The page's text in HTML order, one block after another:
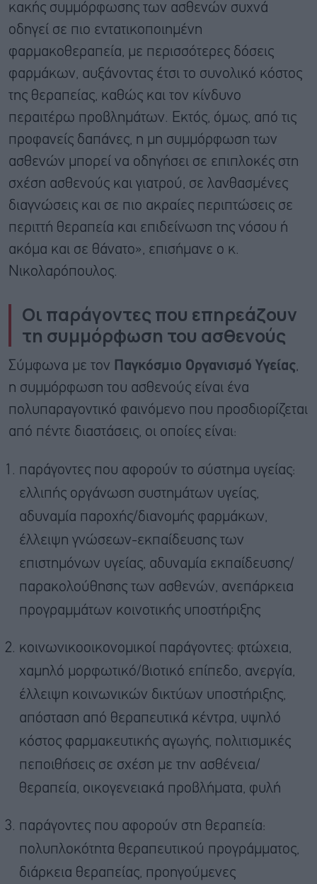
κακής συμμόρφωσης των ασθενών συχνά
οδηγεί σε πιο εντατικοποιημένη
φαρμακοθεραπεία, με περισσότερες δόσεις
φαρμάκων, αυξάνοντας έτσι το συνολικό κόστος
της θεραπείας, καθώς και τον κίνδυνο
περαιτέρω προβλημάτων. Εκτός, όμως, από τις
προφανείς δαπάνες, η μη συμμόρφωση των
ασθενών μπορεί να οδηγήσει σε επιπλοκές στη
σχέση ασθενούς και γιατρού, σε λανθασμένες
διαγνώσεις και σε πιο ακραίες περιπτώσεις σε
περιττή θεραπεία και επιδείνωση της νόσου ή
ακόμα και σε θάνατο», επισήμανε ο κ.
Νικολαρόπουλος.
Οι παράγοντες που επηρεάζουν
τη συμμόρφωση του ασθενούς
Σύμφωνα με τον Παγκόσμιο Οργανισμό Υγείας
η συμμόρφωση του ασθενούς είναι ένα
πολυπαραγοντικό φαινόμενο που προσδιορίζεται
από πέντε διαστάσεις, οι οποίες είναι:
παράγοντες που αφορούν το σύστημα υγείας:
ελλιπής οργάνωση συστημάτων υγείας,
αδυναμία παροχής/διανομής φαρμάκων,
έλλειψη γνώσεων-εκπαίδευσης των
επιστημόνων υγείας, αδυναμία εκπαίδευσης/
παρακολούθησης των ασθενών, ανεπάρκεια
προγραμμάτων κοινοτικής υποστήριξης
κοινωνικοοικονομικοί παράγοντες: φτώχεια,
χαμηλό μορφωτικό/βιοτικό επίπεδο, ανεργία,
έλλειψη κοινωνικών δικτύων υποστήριξης,
απόσταση από θεραπευτικά κέντρα, υψηλό
κόστος φαρμακευτικής αγωγής, πολιτισμικές
πεποιθήσεις σε σχέση με την ασθένεια/
θεραπεία, οικογενειακά προβλήματα, φυλή
παράγοντες που αφορούν στη θεραπεία:
πολυπλοκότητα θεραπευτικού προγράμματος,
διάρκεια θεραπείας, προηγούμενες